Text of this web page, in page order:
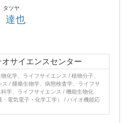
ツヤ
也
サイエンスセンター
化学、ライフサイエンス / 植物分子、
/ 腫瘍生物学、病態検査学、ライフサ
学、ライフサイエンス / 機能生物化
電気電子・化学工学） / バイオ機能応